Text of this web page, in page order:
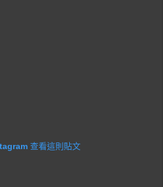
查看這則貼文